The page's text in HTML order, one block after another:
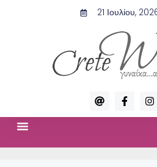
21 Ιουλίου,
A
t
F
a
c
I
n
s